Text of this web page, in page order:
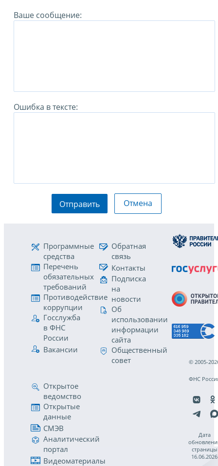
Ваше сообщение:
Ошибка в тексте:
Отправить Отмена
Программные
средства
Перечень
обязательных
требований
Противодействие
коррупции
Госслужба
в ФНС
России
Вакансии
Обратная
связь
Контакты
Подписка
на
новости
Об
использовании
информации
сайта
Общественный
совет
Открытое
ведомство
Открытые
данные
СМЭВ
Аналитический
портал
Видеоматериалы
© 2005-
ФНС
Дата
страницы
16.06.2026